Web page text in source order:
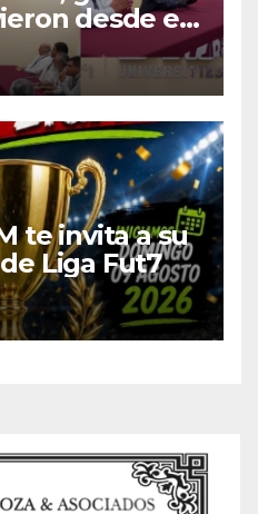
desde el
te invita a su
Liga Fut7